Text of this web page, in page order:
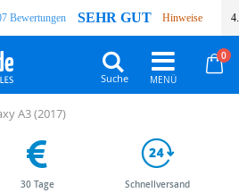
Bewertungen SEHR GUT Hinweise
0
Suche
A3 (2017)
30 Tage
Schnellversand